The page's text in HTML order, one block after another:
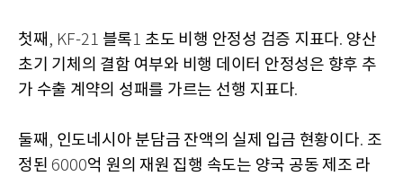
첫째 , KF-21 블록1 초도 비행 안정성 검증 지표다. 양산
초기 기체의 결함 여부와 비행 데이터 안정성은 향후 추
가 수출 계약의 성패를 가르는 선행 지표다.
둘째 , 인도네시아 분담금 잔액의 실제 입금 현황이다. 조
정된 6000억 원의 재원 집행 속도는 양국 공동 제조 라